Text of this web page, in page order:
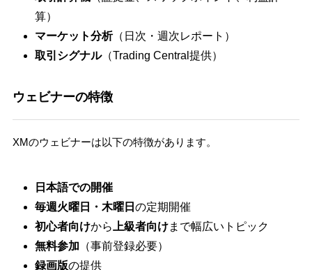
算）
マーケット分析（日次・週次レポート）
取引シグナル（Trading Central提供）
ウェビナーの特徴
XMのウェビナーは以下の特徴があります。
日本語での開催
毎週火曜日・木曜日 の定期開催
初心者向けから 上級者向けまで幅広いトピック
無料参加 （事前登録必要）
録画版の提供